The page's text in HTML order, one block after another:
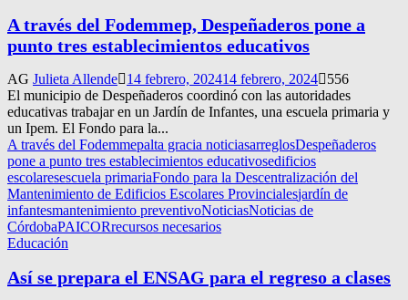
A través del Fodemmep, Despeñaderos pone a
punto tres establecimientos educativos
AG Julieta Allende 14 febrero, 202414 febrero, 2024
556
El municipio de Despeñaderos coordinó con las autoridades
educativas trabajar en un Jardín de Infantes, una escuela primaria y
un Ipem. El Fondo para la...
A través del Fodemmepalta gracia noticiasarreglosDespeñaderos
pone a punto tres establecimientos educativosedificios
escolaresescuela primariaFondo para la Descentralización del
Mantenimiento de Edificios Escolares Provincialesjardín de
infantesmantenimiento preventivoNoticiasNoticias de
CórdobaPAICORrecursos necesarios
Educación
Así se prepara el ENSAG para el regreso a clases